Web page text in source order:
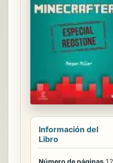
Información del
Libro